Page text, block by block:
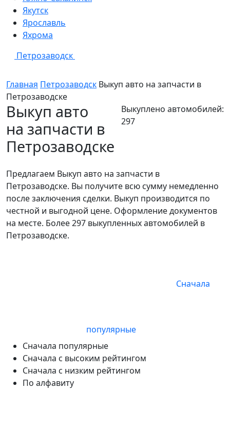
Якутск
Ярославль
Яхрома
Петрозаводск
Главная Петрозаводск Выкуп авто на запчасти в
Петрозаводске
Выкуп авто
на запчасти в
Петрозаводске
Выкуплено автомобилей:
297
Предлагаем Выкуп авто на запчасти в
Петрозаводске. Вы получите всю сумму немедленно
после заключения сделки. Выкуп производится по
честной и выгодной цене. Оформление документов
на месте. Более 297 выкупленных автомобилей в
Петрозаводске.
Сначала
популярные
Сначала популярные
Сначала с высоким рейтингом
Сначала с низким рейтингом
По алфавиту